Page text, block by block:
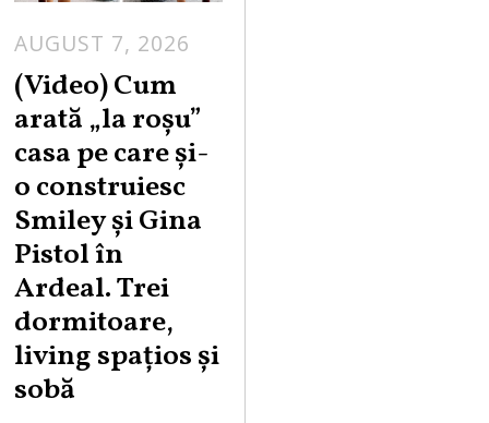
AUGUST 7, 2026
(Video) Cum
arată „la roşu”
casa pe care şi-
o construiesc
Smiley şi Gina
Pistol în
Ardeal. Trei
dormitoare,
living spațios și
sobă